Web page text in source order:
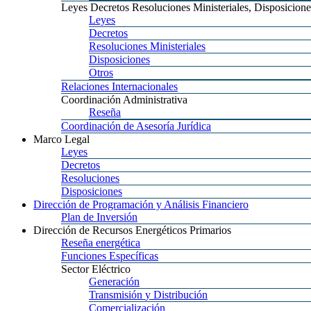
Leyes Decretos Resoluciones Ministeriales,
Leyes
Decretos
Resoluciones Ministeriales
Disposiciones
Otros
Relaciones Internacionales
Coordinación Administrativa
Reseña
Coordinación de Asesoría Jurídica
Marco Legal
Leyes
Decretos
Resoluciones
Disposiciones
Dirección de Programación y Análisis Financiero
Plan de Inversión
Dirección de Recursos Energéticos Primarios
Reseña energética
Funciones Específicas
SectorEléctrico
Generación
Transmisión y Distribución
Comercialización